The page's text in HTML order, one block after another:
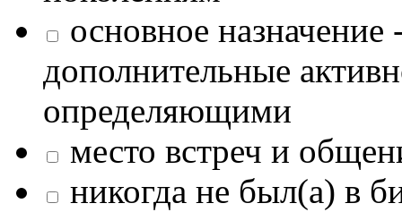
основное назначение
дополнительные
определяющими
место встреч и
никогда не был(а) в